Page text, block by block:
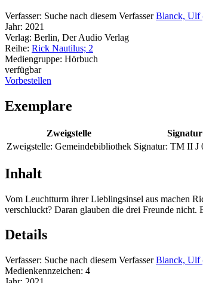
Verfasser: Suche nach diesem Verfasser Blanck, Ulf
Jahr: 2021
Verlag: Berlin, Der Audio Verlag
Reihe: Rick Nautilus; 2
Mediengruppe: Hörbuch
verfügbar
Vorbestellen
Exemplare
Zweigstelle Signatur
Zweigstelle: Gemeindebibliothek Signatur: TM II J
Inhalt
Vom Leuchtturm ihrer Lieblingsinsel aus machen
verschluckt? Daran glauben die drei Freunde nicht.
Details
Verfasser: Suche nach diesem Verfasser Blanck, Ulf
Medienkennzeichen: 4